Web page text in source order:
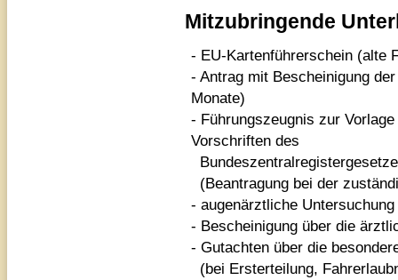
Mitzubringende
- EU-Kartenführerschein (alte
- Antrag mit Bescheinigung
Monate)
- Führungszeugnis zur
Vorschriften des
(Beantragung bei der
- augenärztliche
- Bescheinigung über die
- Gutachten über die
(bei Ersterteilung,